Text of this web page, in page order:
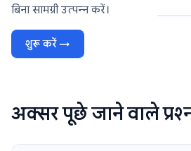
बिना सामग्री उत्पन्न करें।
शुरू करें →
अक्सर पूछे जाने वाले